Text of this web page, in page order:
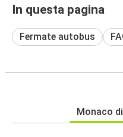
In questa pagina
Fermate autobus
Monaco